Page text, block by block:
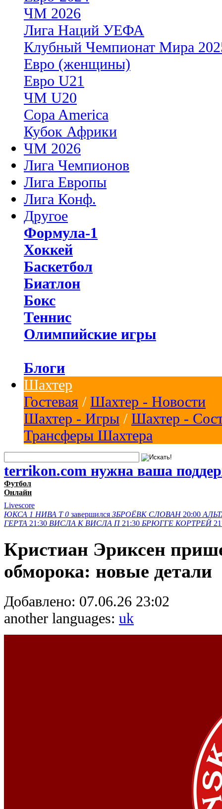
ЧМ 2026
Лига Наций УЕФА
Клубный Чемпионат Мира
Евро (женщины)
Евро U21
ЧМ U20
Copa America
Кубок Африки
ЧМ 2026
Лига Чемпионов
Лига Европы
Лига Конф.
Другое
Формула-1
Хоккей
Баскетбол
Биатлон
Бокс
Теннис
Олимпийские игры
Блоги
Шахтер
Гостевая / Шахтер - Новости
Шахтер - Игры / Шахтер -
Трансферы Шахтера
terrikon.com нужна ваша
Футбол
Онлайн
Livescore
ЮКСА 1 НИВА Т 0 завершился ЗБРОЁВК СЛОВАН 20:00
ГЕРТА 21:30 ВИСЛА K ВИСЛА П 21:30 БРЮГГЕ КОРТРЕЙ
Кристиан Эриксен
обморока: новые детали
Добавлено: 07.06.26 23:02
another languages: uk